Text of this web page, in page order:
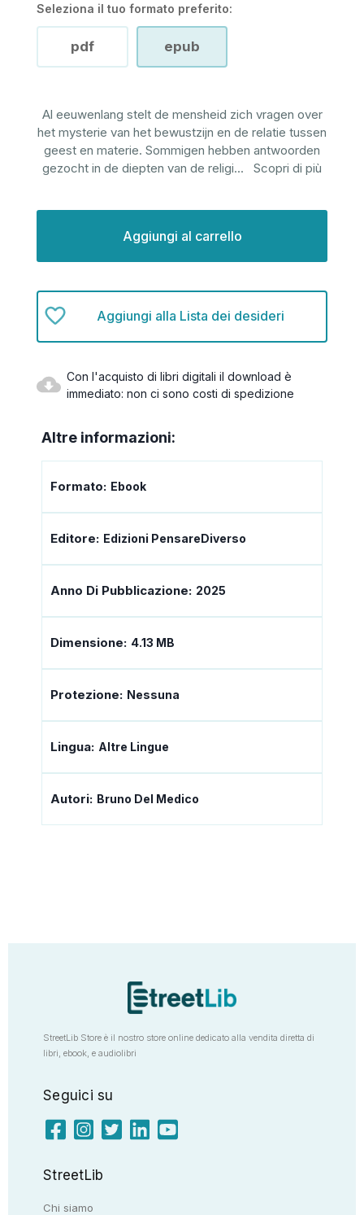
Seleziona il tuo formato preferito:
pdf epub
Al eeuwenlang stelt de mensheid zich vragen over
het mysterie van het bewustzijn en de relatie tussen
geest en materie. Sommigen hebben antwoorden
gezocht in de diepten van de religi... Scopri di più
Aggiungi alla Lista dei desideri
Con l'acquisto di libri digitali il download è
immediato: non ci sono costi di spedizione
Altre informazioni:
Formato: Ebook
Editore: Edizioni PensareDiverso
Anno Di Pubblicazione: 2025
Dimensione: 4.13 MB
Protezione: Nessuna
Lingua: Altre Lingue
Autori: Bruno Del Medico
StreetLib Store è il nostro store online dedicato alla vendita diretta di
libri, ebook, e audiolibri
Seguici su
StreetLib
Chi siamo